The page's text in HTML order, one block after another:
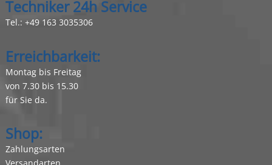
Techniker 24h Service
Tel.: +49 163 3035306
Erreichbarkeit:
Montag bis Freitag
von 7.30 bis 15.30
für Sie da.
Shop:
Zahlungsarten